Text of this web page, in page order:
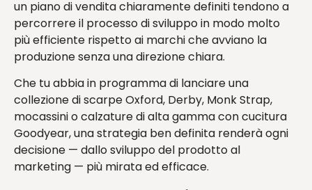
un piano di vendita chiaramente definiti tendono a
percorrere il processo di sviluppo in modo molto
più efficiente rispetto ai marchi che avviano la
produzione senza una direzione chiara.
Che tu abbia in programma di lanciare una
collezione di scarpe Oxford, Derby, Monk Strap,
mocassini o calzature di alta gamma con cucitura
Goodyear, una strategia ben definita renderà ogni
decisione — dallo sviluppo del prodotto al
marketing — più mirata ed efficace.